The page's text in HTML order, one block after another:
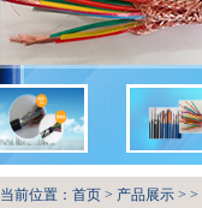
当前位置： 首页 > 产品展示 > >